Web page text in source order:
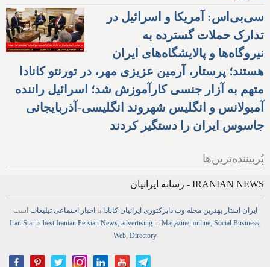
سی‌بی‌اس: آمریکا و اسرائیل در
تدارک حملات گسترده به
نیروگاه‌ها و پالایشگاه‌های ایران
هستند؛ پرستار، آرمین عزیزی مهر، در تورنتو کانادا
متهم به آزار جنسی کارآموزش شد؛ اسرائیل راننده
آمبولانس و انگلیس شهروند انگلیسی-آذربایجانی
جاسوس ایران را دستگیر کردند
پُربیننده‌ترین‌ها
IRANIAN NEWS - رسانه ایرانیان
ایران استار بهترین مجله وب دایرکتوری ایرانیان کانادا با اخبار اجتماعی تبلیغات است
Iran Staris best Iranian Persian News, advertisingin Magazine, online, Social Business,
Web, Directory